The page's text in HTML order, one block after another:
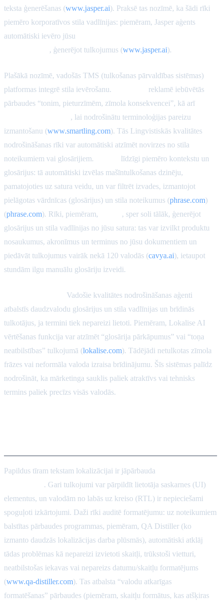
teksta ģenerēšanas (www.jasper.ai). Praksē tas nozīmē, ka šādi rīki
piemēro korporatīvos stila vadlīnijas: piemēram, Jasper aģents
automātiski ievēro jūsu
, ģenerējot tulkojumus (www.jasper.ai).
Plašākā nozīmē, vadošās TMS (tulkošanas pārvaldības sistēmas)
platformas integrē stila ievērošanu.
reklamē iebūvētās
pārbaudes “tonim, pieturzīmēm, zīmola konsekvencei”, kā arī
, lai nodrošinātu terminoloģijas pareizu
izmantošanu (www.smartling.com). Tās Lingvistiskās kvalitātes
nodrošināšanas rīki var automātiski atzīmēt novirzes no stila
noteikumiem vai glosārijiem.
līdzīgi piemēro kontekstu un
glosārijus: tā automātiski izvēlas mašīntulkošanas dzinēju,
pamatojoties uz satura veidu, un var filtrēt izvades, izmantojot
pielāgotas vārdnīcas (glosārijus) un stila noteikumus (phrase.com)
(phrase.com). Rīki, piemēram,
, sper soli tālāk, ģenerējot
glosārijus un stila vadlīnijas no jūsu satura: tas var izvilkt produktu
nosaukumus, akronīmus un terminus no jūsu dokumentiem un
piedāvāt tulkojumus vairāk nekā 120 valodās (cavya.ai), ietaupot
stundām ilgu manuālu glosāriju izveidi.
Vadošie kvalitātes nodrošināšanas aģenti
atbalstīs daudzvalodu glosārijus un stila vadlīnijas un brīdinās
tulkotājus, ja termini tiek nepareizi lietoti. Piemēram, Lokalise AI
vērtēšanas funkcija var atzīmēt “glosārija pārkāpumus” vai “toņa
neatbilstības” tulkojumā (lokalise.com). Tādējādi netulkotas zīmola
frāzes vai neformāla valoda izraisa brīdinājumu. Šīs sistēmas palīdz
nodrošināt, ka mārketinga sauklis paliek atraktīvs vai tehnisks
termins paliek precīzs visās valodās.
Papildus tīram tekstam lokalizācijai ir jāpārbauda
. Gari tulkojumi var pārpildīt lietotāja saskarnes (UI)
elementus, un valodām no labās uz kreiso (RTL) ir nepieciešami
spoguļoti izkārtojumi. Daži rīki auditē formatējumu: uz noteikumiem
balstītas pārbaudes programmas, piemēram, QA Distiller (ko
izmanto daudzās lokalizācijas darba plūsmās), automātiski atklāj
tādas problēmas kā nepareizi izvietoti skaitļi, trūkstoši vietturi,
neatbilstošas iekavas vai nepareizs datumu/skaitļu formatējums
(www.qa-distiller.com). Tas atbalsta “valodu atkarīgas
formatēšanas” pārbaudes (piemēram, skaitļu formātus, kas atšķiras